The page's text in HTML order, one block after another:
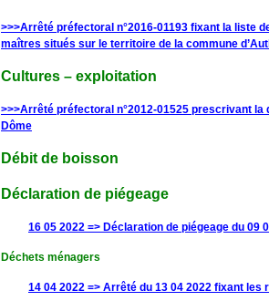
>>>Arrêté préfectoral n°2016-01193 fixant la liste
maîtres situés sur le territoire de la commune
Cultures – exploitation
>>>Arrêté préfectoral n°2012-01525 prescrivant
Dôme
Débit de boisson
Déclaration de piégeage
16 05 2022 => Déclaration de piégeage du 09
Déchets ménagers
14 04 2022 => Arrêté du 13 04 2022 fixant